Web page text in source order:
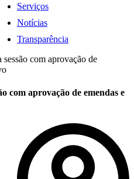
Serviços
Notícias
Transparência
com aprovação de
com aprovação de emendas e